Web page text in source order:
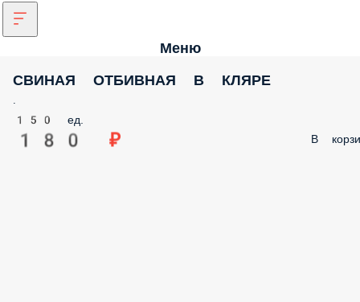
Меню
СВИНАЯ ОТБИВНАЯ В КЛЯРЕ
.
150 ед.
180 ₽ В